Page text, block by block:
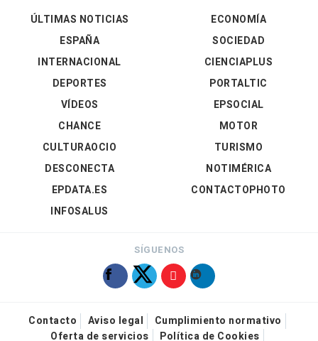
ÚLTIMAS NOTICIAS
ESPAÑA
INTERNACIONAL
DEPORTES
VÍDEOS
ECONOMÍA
SOCIEDAD
CIENCIAPLUS
PORTALTIC
EPSOCIAL
CHANCE
CULTURAOCIO
DESCONECTA
EPDATA.ES
INFOSALUS
MOTOR
TURISMO
NOTIMÉRICA
CONTACTOPHOTO
SÍGUENOS
Contacto Aviso legal
Cumplimiento normativo
Oferta de servicios
Política de Cookies